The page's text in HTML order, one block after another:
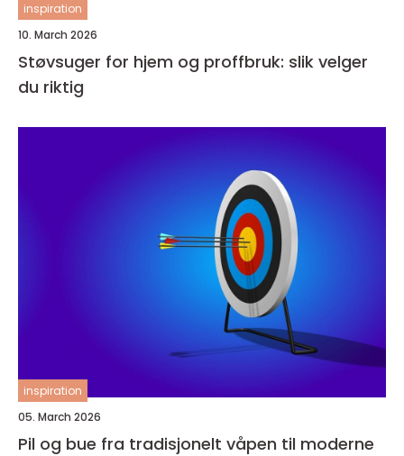
inspiration
10. March 2026
Støvsuger for hjem og proffbruk: slik velger
du riktig
inspiration
05. March 2026
Pil og bue fra tradisjonelt våpen til moderne